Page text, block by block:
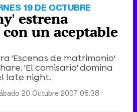
19 DE OCTUBRE
estrena
un aceptable
'Escenas de matrimonio'
'El comisario' domina
late night.
20 Octubre 2007 08:38